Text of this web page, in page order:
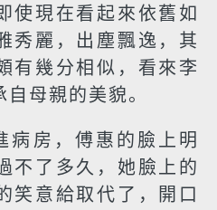
使現在看起來依舊如
秀麗，出塵飄逸，其
有幾分相似，看來李
母親的美貌。
病房，傅惠的臉上明
不了多久，她臉上的
笑意給取代了，開口